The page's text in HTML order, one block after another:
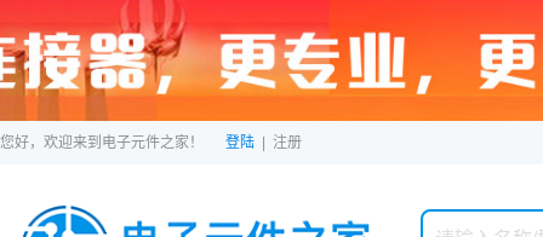
您好，欢迎来到电子元件之家！ 登陆 注册